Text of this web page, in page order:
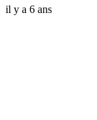
il y a 6 ans